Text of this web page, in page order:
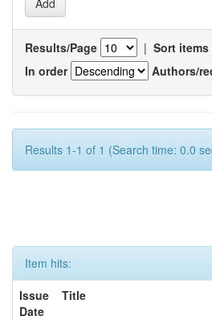
Results/Page | Sort items
In order
Authors/
Results 1-1 of 1 (Search time: 0.0
Item hits:
Issue
Date
Title